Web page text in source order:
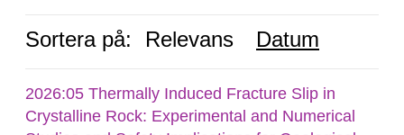
Sortera på: Relevans Datum
2026:05 Thermally Induced Fracture Slip in
Crystalline Rock: Experimental and Numerical